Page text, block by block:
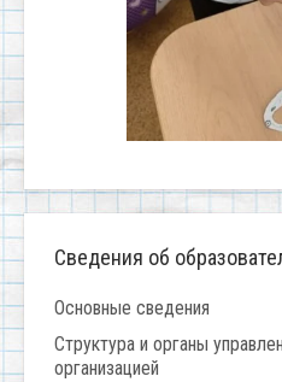
Сведения об
Основные сведения
Структура и органы
организацией